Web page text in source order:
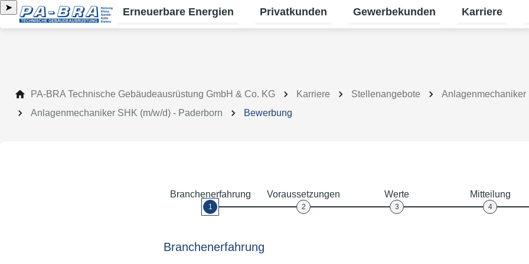
➤ Erneuerbare Energien
Untermenü für Erneuerbare Energien umschalten
Privatkunden
Untermenü für Privatkunden
Gewerbekunden
Untermenü für
Karriere
PA-BRA Technische Gebäudeausrüstung GmbH & Co. KG Karriere Stellenangebote
Anlagenmechaniker
Anlagenmechaniker SHK (m/w/d) - Paderborn
Bewerbung
Branchenerfahrung
1
Voraussetzungen
2
Werte
3
Mitteilung
4
Branchenerfahrung